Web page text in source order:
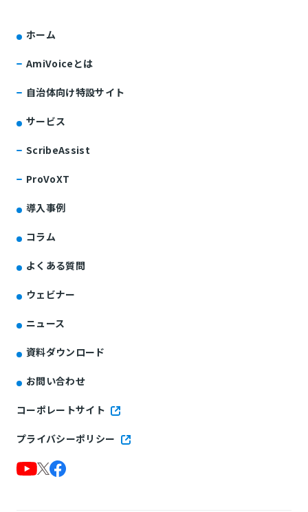
ホーム
AmiVoiceとは
自治体向け特設サイト
サービス
ScribeAssist
ProVoXT
導入事例
コラム
よくある質問
ウェビナー
ニュース
資料ダウンロード
お問い合わせ
コーポレートサイト
プライバシーポリシー